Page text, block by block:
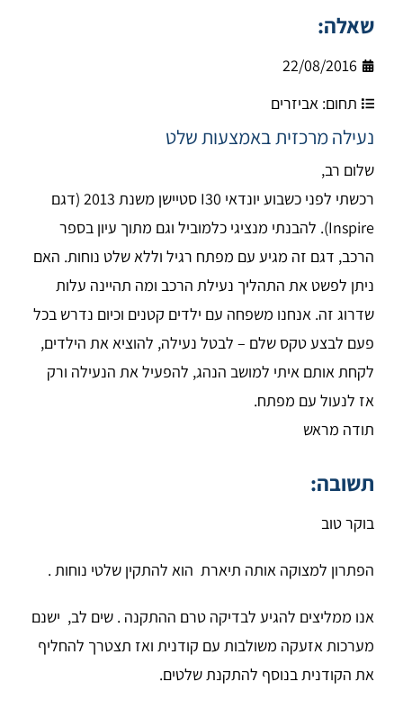
שאלה:
22/08/2016
תחום: אביזרים
נעילה מרכזית באמצעות שלט
שלום רב,
רכשתי לפני כשבוע יונדאי I30 סטיישן משנת 2013 (דגם
Inspire). להבנתי מנציגי כלמוביל וגם מתוך עיון בספר
הרכב, דגם זה מגיע עם מפתח רגיל וללא שלט נוחות. האם
ניתן לפשט את התהליך נעילת הרכב ומה תהיינה עלות
שדרוג זה. אנחנו משפחה עם ילדים קטנים וכיום נדרש בכל
פעם לבצע טקס שלם – לבטל נעילה, להוציא את הילדים,
לקחת אותם איתי למושב הנהג, להפעיל את הנעילה ורק
אז לנעול עם מפתח.
תודה מראש
תשובה:
בוקר טוב
הפתרון למצוקה אותה תיארת הוא להתקין שלטי נוחות .
אנו ממליצים להגיע לבדיקה טרם ההתקנה . שים לב, ישנם
מערכות אזעקה משולבות עם קודנית ואז תצטרך להחליף
את הקודנית בנוסף להתקנת שלטים.